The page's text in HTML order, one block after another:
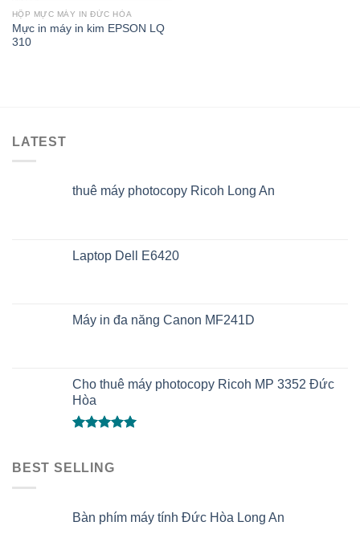
HỘP MỰC MÁY IN ĐỨC HÒA
Mực in máy in kim EPSON LQ
310
LATEST
thuê máy photocopy Ricoh Long An
Laptop Dell E6420
Máy in đa năng Canon MF241D
Cho thuê máy photocopy Ricoh MP 3352 Đức
Hòa
5 sao
BEST SELLING
Bàn phím máy tính Đức Hòa Long An